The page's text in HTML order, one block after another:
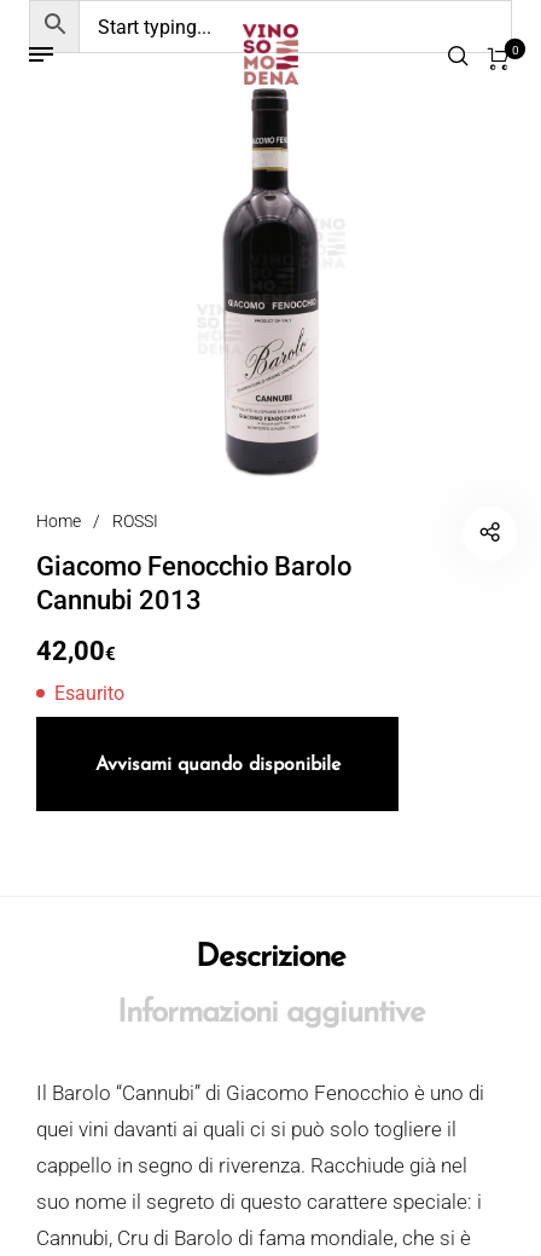
0
Home / ROSSI
Giacomo Fenocchio Barolo
Cannubi 2013
42,00€
Esaurito
Avvisami quando disponibile
Descrizione
Informazioni aggiuntive
Il Barolo “Cannubi” di Giacomo Fenocchio è uno di
quei vini davanti ai quali ci si può solo togliere il
cappello in segno di riverenza. Racchiude già nel
suo nome il segreto di questo carattere speciale: i
Cannubi, Cru di Barolo di fama mondiale, che si è